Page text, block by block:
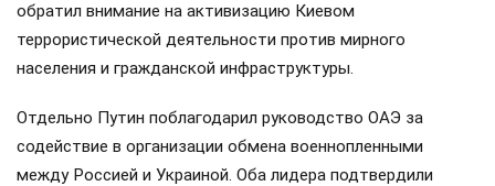
обратил внимание на активизацию Киевом
террористической деятельности против мирного
населения и гражданской инфраструктуры.
Отдельно Путин поблагодарил руководство ОАЭ за
содействие в организации обмена военнопленными
между Россией и Украиной. Оба лидера подтвердили